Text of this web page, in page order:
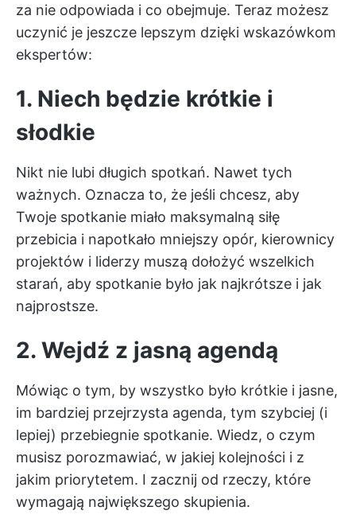
za nie odpowiada i co obejmuje. Teraz możesz
uczynić je jeszcze lepszym dzięki wskazówkom
ekspertów:
1. Niech będzie krótkie i
słodkie
Nikt nie lubi długich spotkań. Nawet tych
ważnych. Oznacza to, że jeśli chcesz, aby
Twoje spotkanie miało maksymalną siłę
przebicia i napotkało mniejszy opór, kierownicy
projektów i liderzy muszą dołożyć wszelkich
starań, aby spotkanie było jak najkrótsze i jak
najprostsze.
2. Wejdź z jasną agendą
Mówiąc o tym, by wszystko było krótkie i jasne,
im bardziej przejrzysta agenda, tym szybciej (i
lepiej) przebiegnie spotkanie. Wiedz, o czym
musisz porozmawiać, w jakiej kolejności i z
jakim priorytetem. I zacznij od rzeczy, które
wymagają największego skupienia.